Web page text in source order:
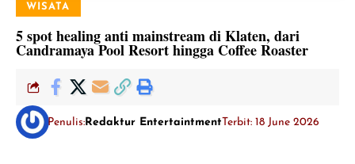
WISATA
5 spot healing anti mainstream di Klaten, dari
Candramaya Pool Resort hingga Coffee Roaster
Penulis: Redaktur EntertaintmentTerbit: 18 June 2026